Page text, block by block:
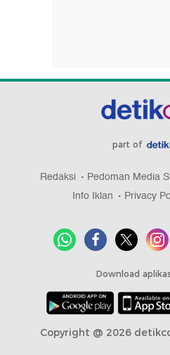
part of
Redaksi Pedoman Media
Info Iklan
Privacy
Download
Copyright @ 2026